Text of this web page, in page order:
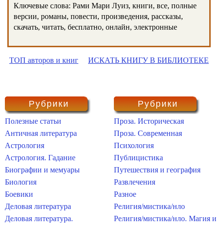
Ключевые слова: Рами Мари Луиз, книги, все, полные
версии, романы, повести, произведения, рассказы,
скачать, читать, бесплатно, онлайн, электронные
ТОП авторов и книг ИСКАТЬ КНИГУ В БИБЛИОТЕКЕ
Рубрики
Полезные статьи
Античная литература
Астрология
Астрология. Гадание
Биографии и мемуары
Биология
Боевики
Деловая литература
Деловая литература.
Рубрики
Проза. Историческая
Проза. Современная
Психология
Публицистика
Путешествия и география
Развлечения
Разное
Религия/мистика/нло
Религия/мистика/нло. Магия и